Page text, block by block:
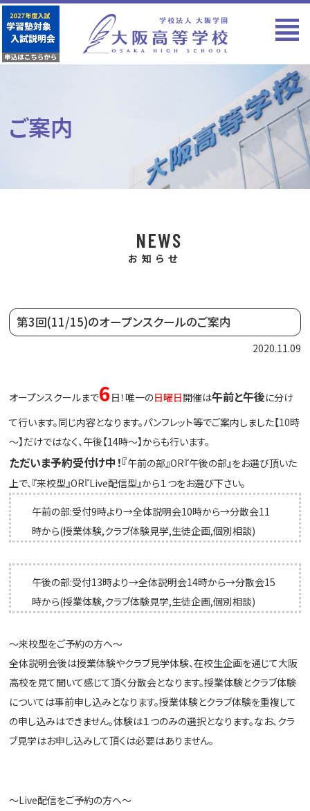
ご案内
NEWS
お知らせ
第3回(11/15)のオープンスクールのご案内
2020.11.09
オープンスクールまで6日！唯一の日曜日開催は午前と午後に分け
て行います。同じ内容となります。パンフレット等でご案内しました【10時
～】だけではなく、午後【14時～】からも行います。
ただいま予約受付け中！『午前の部』OR『午後の部』をお選び頂いた
上で、『来校型』OR『Live配信型』から１つをお選び下さい。
午前の部:受付9時より→全体説明会10時から→分散会11
時から(授業体験,クラブ体験見学,生徒企画,個別相談)
午後の部:受付13時より→全体説明会14時から→分散会15
時から(授業体験,クラブ体験見学,生徒企画,個別相談)
～来校型をご予約の方へ～
全体説明会後は授業体験やクラブ見学体験、在校生企画を通じて大阪
高校を見て聞いて感じて頂く分散会となります。授業体験とクラブ体験
については事前申し込みとなります。授業体験とクラブ体験を重複して
の申し込みはできません。体験は１つのみの選択となります。なお、クラ
ブ見学はお申し込みして頂くは必要はありません。
～Live配信をご予約の方へ～